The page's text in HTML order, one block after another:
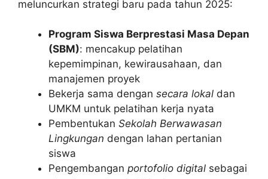
meluncurkan strategi baru pada tahun 2025:
Program Siswa Berprestasi Masa Depan
(SBM): mencakup pelatihan
kepemimpinan, kewirausahaan, dan
manajemen proyek
Bekerja sama dengan secara lokal dan
UMKM untuk pelatihan kerja nyata
Pembentukan Sekolah Berwawasan
Lingkungan dengan lahan pertanian
siswa
Pengembangan portofolio digital sebagai